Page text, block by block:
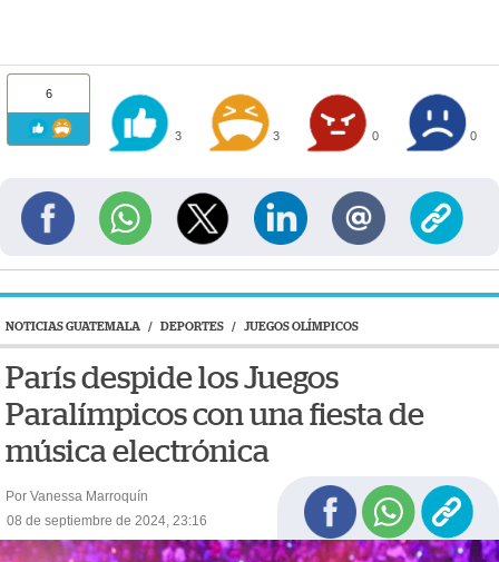
6
3 3 0 0
NOTICIAS GUATEMALA / DEPORTES / JUEGOS OLÍMPICOS
París despide los Juegos
Paralímpicos con una fiesta de
música electrónica
Por Vanessa Marroquín
08 de septiembre de 2024, 23:16